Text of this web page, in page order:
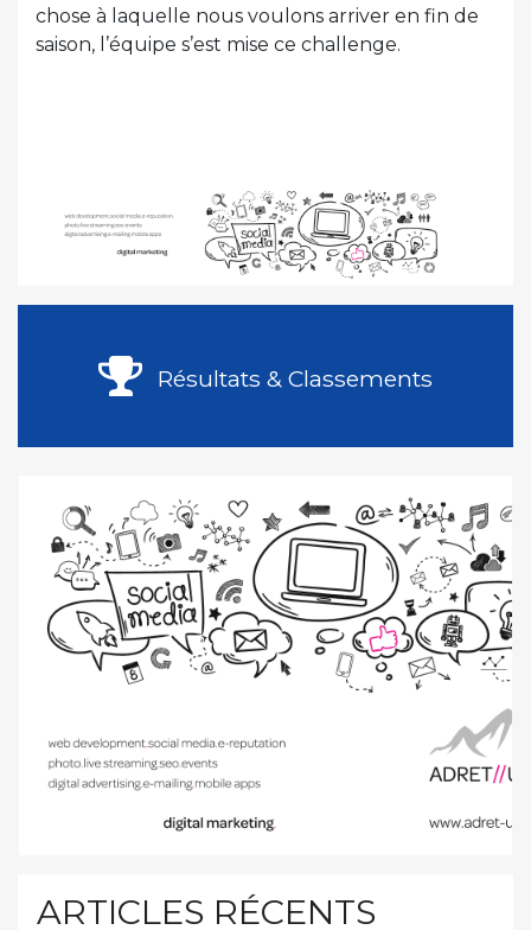
chose à laquelle nous voulons arriver en fin de
saison, l’équipe s’est mise ce challenge.
Résultats & Classements
ARTICLES RÉCENTS